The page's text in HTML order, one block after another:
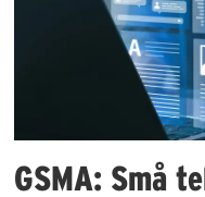
GSMA: Små